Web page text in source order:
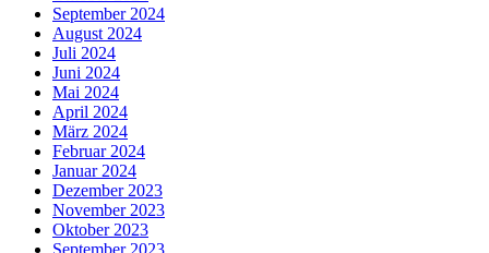
September 2024
August 2024
Juli 2024
Juni 2024
Mai 2024
April 2024
März 2024
Februar 2024
Januar 2024
Dezember 2023
November 2023
Oktober 2023